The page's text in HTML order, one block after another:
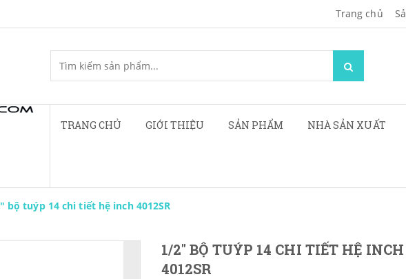
Trang chủ
TRANG CHỦ GIỚI THIỆU SẢN PHẨM NHÀ SẢN XUẤT
bộ tuýp 14 chi tiết hệ inch 4012SR
1/2" BỘ TUÝP 14 CHI TIẾT HỆ INCH
4012SR